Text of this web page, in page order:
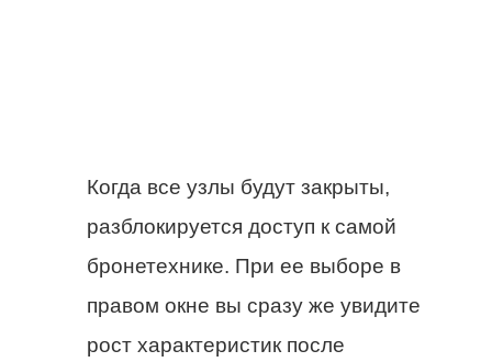
Когда все узлы будут закрыты,
разблокируется доступ к самой
бронетехнике. При ее выборе в
правом окне вы сразу же увидите
рост характеристик после